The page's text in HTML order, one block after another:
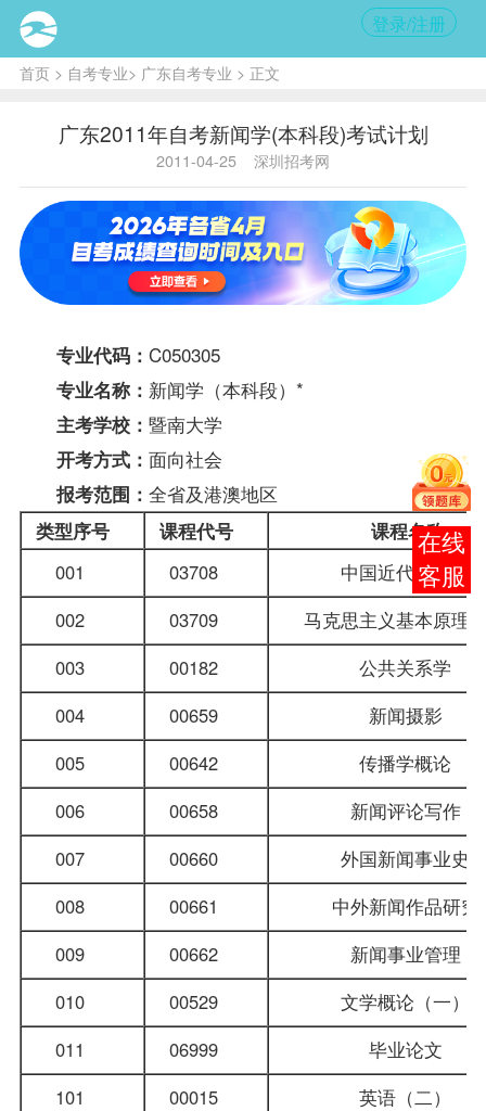
登录/注册
首页> 自考专业> 广东自考专业 > 正文
广东2011年自考新闻学(本科段)考试计划
2011-04-25 深圳招考网
专业代码： C050305
专业名称： 新闻学（本科段） *
主考学校： 暨南大学
开考方式： 面向社会
报考范围： 全省及港澳地区
类型序号 课程代号
课程名称
001
03708
中国近代史纲
002
03709
马克思主义基本原理
003
00182
公共关系学
004
00659
新闻摄影
005
00642
传播学概论
006
00658
新闻评论写作
007
00660
外国新闻事业
008
00661
中外新闻作品
009
00662
新闻事业管理
010
00529
文学概论（一）
011
06999
毕业论文
101
00015
英语（二）
在线
客服